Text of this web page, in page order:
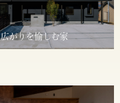
広がりを愉しむ家